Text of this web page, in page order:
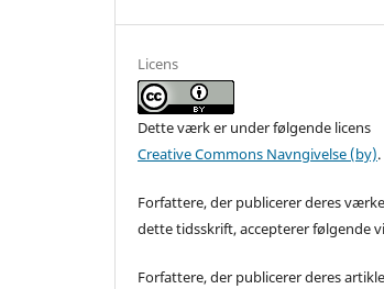
Licens
Dette værk er under følgende licens
Creative Commons Navngivelse (by).
Forfattere, der publicerer deres
dette tidsskrift, accepterer følgende
Forfattere, der publicerer deres